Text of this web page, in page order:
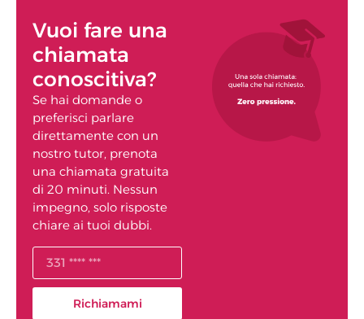
Vuoi fare una
chiamata
conoscitiva?
Se hai domande o
preferisci parlare
direttamente con un
nostro tutor, prenota
una chiamata gratuita
di 20 minuti. Nessun
impegno, solo risposte
chiare ai tuoi dubbi.
Richiamami